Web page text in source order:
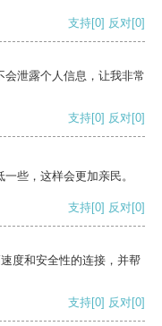
支持[0] 反对[0]
泄露个人信息，让我非常
支持[0] 反对[0]
些，这样会更加亲民。
支持[0] 反对[0]
度和安全性的连接，并帮
支持[0] 反对[0]